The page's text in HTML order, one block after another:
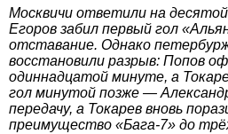
Москвичи ответили на
Егоров забил первый гол
отставание. Однако
восстановили разрыв: Попов
одиннадцатой минуте, а
гол минутой позже —
передачу, а Токарев вновь
преимущество «Бага-7» до